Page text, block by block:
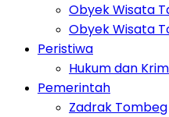
Obyek Wisata
Obyek Wisata
Peristiwa
Hukum dan
Pemerintah
Zadrak Tombeg